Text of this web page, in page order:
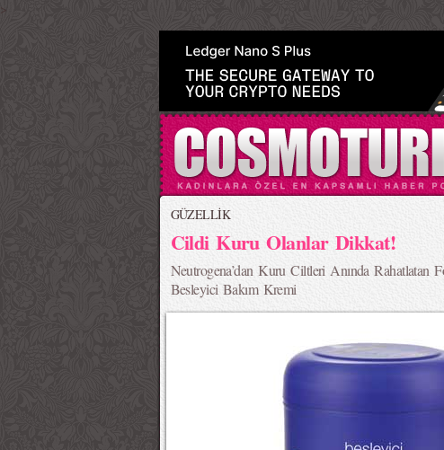
>
GÜZELLİK
Cildi Kuru Olanlar Dikkat!
Neutrogena’dan Kuru Ciltleri Anında Rahatlatan
Besleyici Bakım Kremi